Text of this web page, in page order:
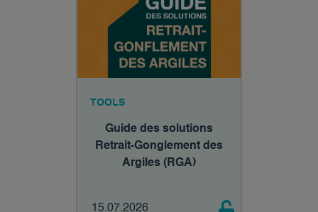
TOOLS
Guide des solutions
Retrait-Gonglement des
Argiles (RGA)
15.07.2026